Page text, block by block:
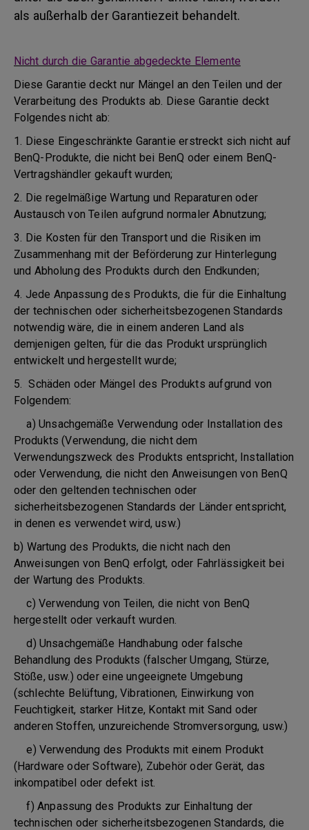
als außerhalb der Garantiezeit behandelt.
Nicht durch die Garantie abgedeckte Elemente
Diese Garantie deckt nur Mängel an den Teilen und der
Verarbeitung des Produkts ab. Diese Garantie deckt
Folgendes nicht ab:
1. Diese Eingeschränkte Garantie erstreckt sich nicht auf
BenQ-Produkte, die nicht bei BenQ oder einem BenQ-
Vertragshändler gekauft wurden;
2. Die regelmäßige Wartung und Reparaturen oder
Austausch von Teilen aufgrund normaler Abnutzung;
3. Die Kosten für den Transport und die Risiken im
Zusammenhang mit der Beförderung zur Hinterlegung
und Abholung des Produkts durch den Endkunden;
4. Jede Anpassung des Produkts, die für die Einhaltung
der technischen oder sicherheitsbezogenen Standards
notwendig wäre, die in einem anderen Land als
demjenigen gelten, für die das Produkt ursprünglich
entwickelt und hergestellt wurde;
5. Schäden oder Mängel des Produkts aufgrund von
Folgendem:
a) Unsachgemäße Verwendung oder Installation des
Produkts (Verwendung, die nicht dem
Verwendungszweck des Produkts entspricht, Installation
oder Verwendung, die nicht den Anweisungen von BenQ
oder den geltenden technischen oder
sicherheitsbezogenen Standards der Länder entspricht,
in denen es verwendet wird, usw.)
b) Wartung des Produkts, die nicht nach den
Anweisungen von BenQ erfolgt, oder Fahrlässigkeit bei
der Wartung des Produkts.
c) Verwendung von Teilen, die nicht von BenQ
hergestellt oder verkauft wurden.
d) Unsachgemäße Handhabung oder falsche
Behandlung des Produkts (falscher Umgang, Stürze,
Stöße, usw.) oder eine ungeeignete Umgebung
(schlechte Belüftung, Vibrationen, Einwirkung von
Feuchtigkeit, starker Hitze, Kontakt mit Sand oder
anderen Stoffen, unzureichende Stromversorgung, usw.)
e) Verwendung des Produkts mit einem Produkt
(Hardware oder Software), Zubehör oder Gerät, das
inkompatibel oder defekt ist.
f) Anpassung des Produkts zur Einhaltung der
technischen oder sicherheitsbezogenen Standards, die